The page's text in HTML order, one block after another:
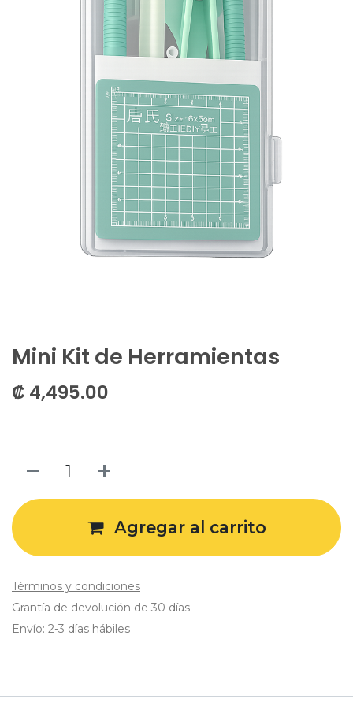
Mini Kit de Herramientas
₡ 4,495.00
Agregar al carrito
Términos y condiciones
Grantía de devolución de 30 días
Envío: 2-3 días hábiles